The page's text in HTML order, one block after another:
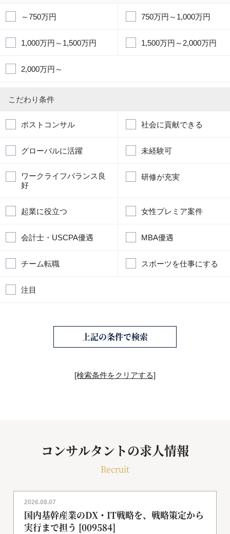
～750万円 750万円～1,000万円
1,000万円～1,500万円 1,500万円～2,000万円
2,000万円～
こだわり条件
ポストコンサル 社会に貢献できる
グローバルに活躍 未経験可
ワークライフバランス良
好
研修が充実
起業に役立つ 女性プレミア案件
会計士・USCPA優遇 MBA優遇
チーム転職 スポーツを仕事にする
注目
上記の条件で検索
[検索条件をクリアする]
コンサルタントの求人情報
Recruit
2026.08.07
国内基幹産業のDX・IT戦略を、戦略策定から
実行まで担う [009584]